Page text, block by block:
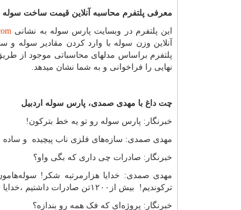
معرفی پلتفرم محاسبه آنلاین قیمت ساخت سوله
این پلتفرم در وبسایت پارس سوله به نشانی
آنلاین وزن سوله با وارد کردن مقادیر سوله
پلتفرم براساس مدلهای محاسباتی موجود از
نهایی را فراخوانی و به شما نشان میدهد.
چت داغ با مهدی صمدی، پارس سوله اردبیل
خبرنگار: پارس سوله رو تو یه خط بترکون!
مهدی صمدی: سازه‌های فلزی ناب پیچیده و ساده
خبرنگار: صادرات چی داری که بگی واو؟
مهدی صمدی: خدایا هزارمرتبه شکر!
ترکوندیم! بیش از۱۲۰۰تن صادرات داشتیم ،خدایا شکرت
خبرنگار: پروژه‌ای که فک همه رو بندازه؟